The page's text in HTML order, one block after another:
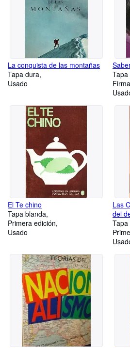
La conquista de las montañas
Tapa dura
Usado
El Te chino
Tapa blanda
Primera edición
Usado
Las
del